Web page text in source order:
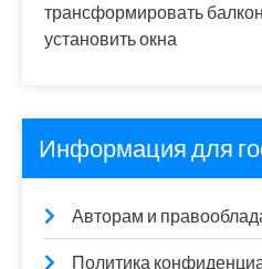
трансформировать
установить окна
Информация для
Авторам и
Политика